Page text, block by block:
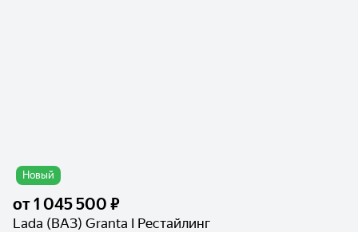
Новый
от1 045 500 ₽
Lada (ВАЗ) Granta I Рестайлинг